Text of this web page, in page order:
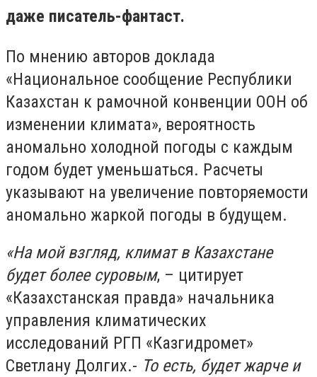
даже писатель-фантаст.
По мнению авторов доклада
«Национальное сообщение Республики
Казахстан к рамочной конвенции ООН об
изменении климата», вероятность
аномально холодной погоды с каждым
годом будет уменьшаться. Расчеты
указывают на увеличение повторяемости
аномально жаркой погоды в будущем.
«На мой взгляд, климат в Казахстане
будет более суровым, – цитирует
«Казахстанская правда» начальника
управления климатических
исследований РГП «Казгидромет»
Светлану Долгих.- То есть, будет жарче и